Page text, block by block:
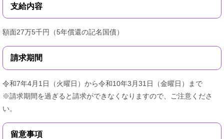
支給内容
額面27万5千円（5年償還の記名国債）
請求期間
令和7年4月1日（火曜日）から令和10年3月31日（金曜日）まで
※請求期間を過ぎると請求ができなくなりますので、ご注意くださ
い。
留意事項​